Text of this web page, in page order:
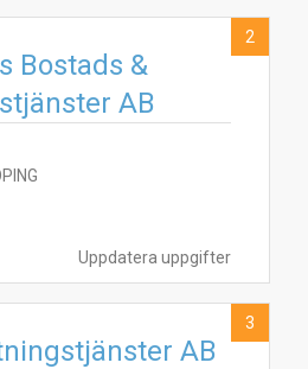
Uppdatera uppgifter
Bostads &
AB
2
AB
3